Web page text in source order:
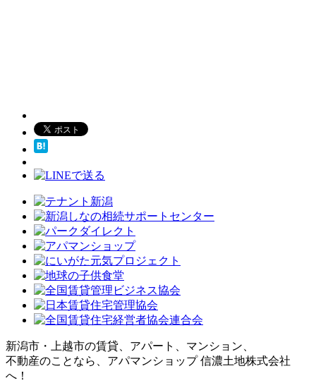
新潟市・上越市の賃貸、アパート、マンション、
不動産のことなら、アパマンショップ 信濃土地株式会社
へ！